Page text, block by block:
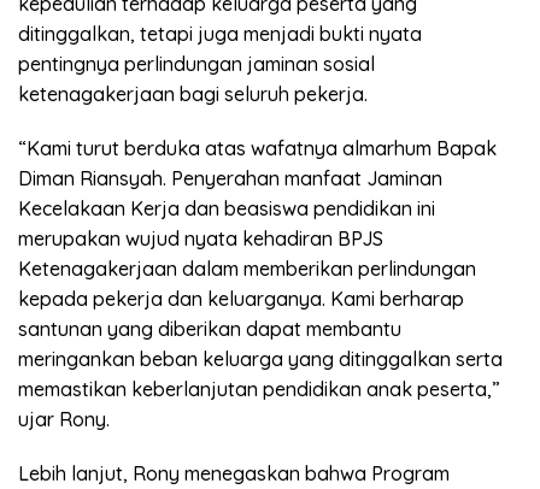
ditinggalkan, tetapi juga menjadi bukti nyata
pentingnya perlindungan jaminan sosial
ketenagakerjaan bagi seluruh pekerja.
“Kami turut berduka atas wafatnya almarhum Bapak
Diman Riansyah. Penyerahan manfaat Jaminan
Kecelakaan Kerja dan beasiswa pendidikan ini
merupakan wujud nyata kehadiran BPJS
Ketenagakerjaan dalam memberikan perlindungan
kepada pekerja dan keluarganya. Kami berharap
santunan yang diberikan dapat membantu
meringankan beban keluarga yang ditinggalkan serta
memastikan keberlanjutan pendidikan anak peserta,”
ujar Rony.
Lebih lanjut, Rony menegaskan bahwa Program